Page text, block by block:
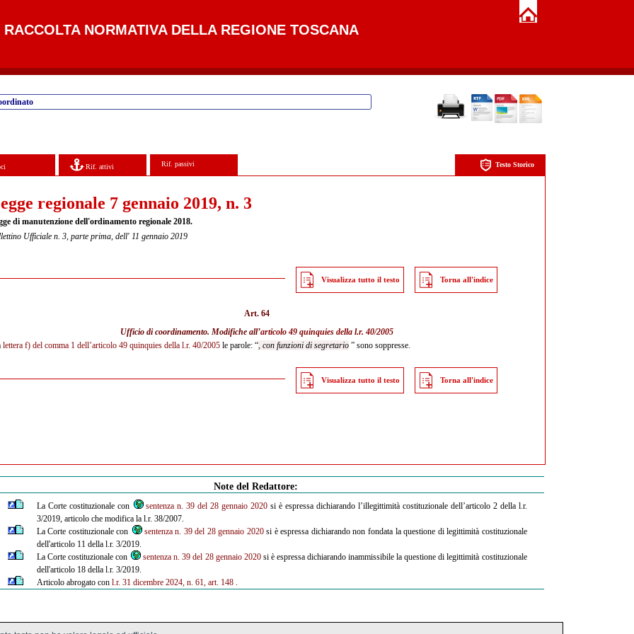
RACCOLTA NORMATIVA DELLA REGIONE TOSCANA
Rif. attivi Rif. passivi Testo Storico
regionale 7 gennaio 2019, n. 3
di manutenzione dell'ordinamento regionale 2018.
Ufficiale n. 3, parte prima, dell' 11 gennaio 2019
Visualizza tutto il testo Torna all'indice
Art. 64
Ufficio di coordinamento. Modifiche all’articolo 49 quinquies della l.r. 40/2005
lettera f) del comma 1 dell’articolo 49 quinquies della l.r. 40/2005 le parole: “, con funzioni di segretario ” sono soppresse.
Visualizza tutto il testo Torna all'indice
Note del Redattore:
La Corte costituzionale con sentenza n. 39 del 28 gennaio 2020si è espressa dichiarando l’illegittimità costituzionale dell’articolo 2 della l.r.
3/2019, articolo che modifica la l.r. 38/2007.
La Corte costituzionale con sentenza n. 39 del 28 gennaio 2020si è espressa dichiarando non fondata la questione di legittimità costituzionale
dell'articolo 11 della l.r. 3/2019.
La Corte costituzionale con sentenza n. 39 del 28 gennaio 2020si è espressa dichiarando inammissibile la questione di legittimità costituzionale
dell'articolo 18 della l.r. 3/2019.
Articolo abrogato con l.r. 31 dicembre 2024, n. 61, art. 148.